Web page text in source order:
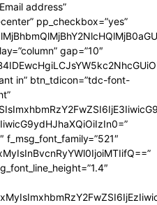
address”
pp_checkbox=”yes”
gap=”10″
in” btn_tdicon=”tdc-font-
f_msg_font_family=”521″